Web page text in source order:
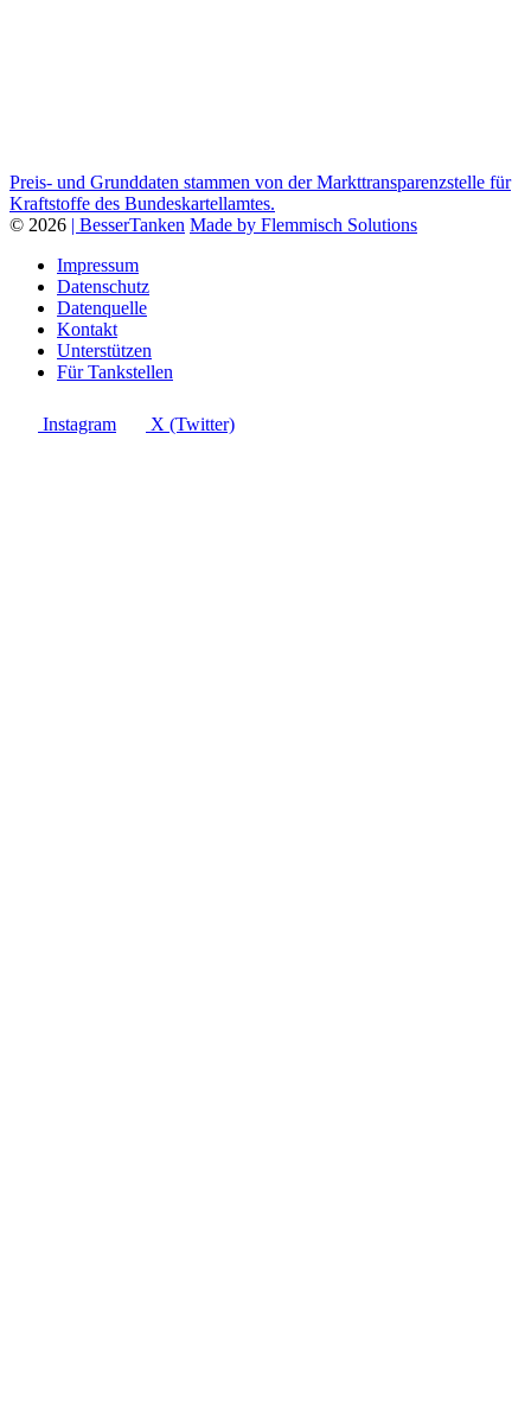
Preis- und Grunddaten stammen von der Markttransparenzstelle für
Kraftstoffe des Bundeskartellamtes.
© 2026 | BesserTanken Made by Flemmisch Solutions
Impressum
Datenschutz
Datenquelle
Kontakt
Unterstützen
Für Tankstellen
Instagram X (Twitter)